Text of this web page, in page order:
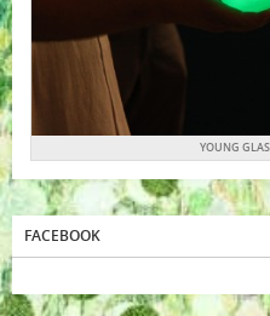
YOUNG
FACEBOOK